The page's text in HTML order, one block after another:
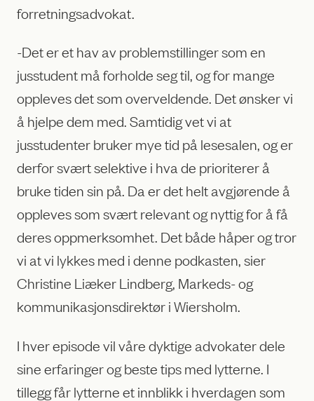
forretningsadvokat.
-Det er et hav av problemstillinger som en
jusstudent må forholde seg til, og for mange
oppleves det som overveldende. Det ønsker vi
å hjelpe dem med. Samtidig vet vi at
jusstudenter bruker mye tid på lesesalen, og er
derfor svært selektive i hva de prioriterer å
bruke tiden sin på. Da er det helt avgjørende å
oppleves som svært relevant og nyttig for å få
deres oppmerksomhet. Det både håper og tror
vi at vi lykkes med i denne podkasten, sier
Christine Liæker Lindberg, Markeds- og
kommunikasjonsdirektør i Wiersholm.
I hver episode vil våre dyktige advokater dele
sine erfaringer og beste tips med lytterne. I
tillegg får lytterne et innblikk i hverdagen som